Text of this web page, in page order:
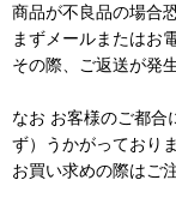
商品が不良品の場合
まずメールまたはお
その際、ご返送が発
なお お客様のご都合
ず）うかがっており
お買い求めの際はご